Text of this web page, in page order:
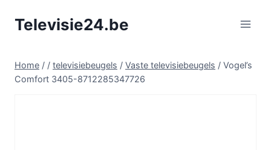
naarTelevisie24.be
Home / / televisiebeugels / Vaste televisiebeugels / Vogel’s
Comfort 3405-8712285347726